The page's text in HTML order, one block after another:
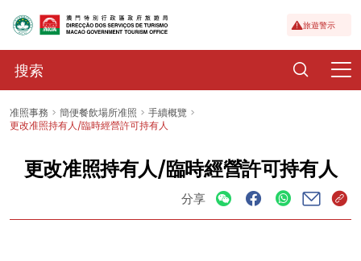
旅遊警示
准照事務 簡便餐飲場所准照
手續概覽
更改准照持有人/臨時經營許可持有人
更改准照持有人/臨時經營許可持有人
分享